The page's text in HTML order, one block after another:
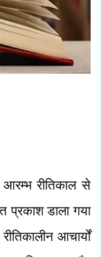
आरम्भ रीतिकाल से
प्रकाश डाला गया
आचार्यों